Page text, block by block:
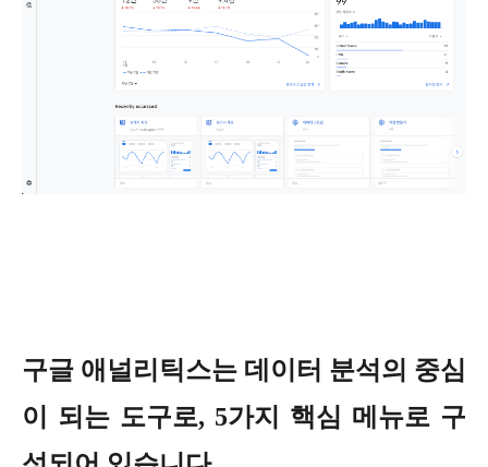
구글 애널리틱스는 데이터 분석의 중심
이 되는 도구로, 5가지 핵심 메뉴로 구